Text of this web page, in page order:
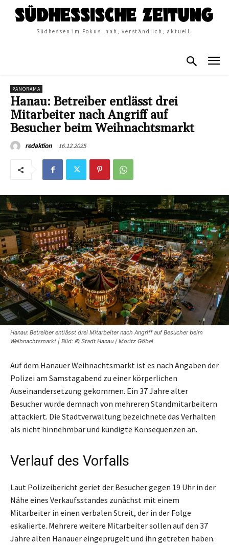
Südhessen im Fokus: nah, verständlich, aktuell.
PANORAMA
Hanau: Betreiber entlässt drei
Mitarbeiter nach Angriff auf
Besucher beim Weihnachtsmarkt
redaktion 16.12.2025
Hanau: Betreiber entlässt drei Mitarbeiter nach Angriff auf Besucher beim
Weihnachtsmarkt | Bild: © Stadt Hanau / Moritz Göbel
Auf dem Hanauer Weihnachtsmarkt ist es nach Angaben der
Polizei am Samstagabend zu einer körperlichen
Auseinandersetzung gekommen. Ein 37 Jahre alter
Besucher wurde demnach von mehreren Standmitarbeitern
attackiert. Die Stadtverwaltung bezeichnete das Verhalten
als nicht hinnehmbar und kündigte Konsequenzen an.
Verlauf des Vorfalls
Laut Polizeibericht geriet der Besucher gegen 19 Uhr in der
Nähe eines Verkaufsstandes zunächst mit einem
Mitarbeiter in einen verbalen Streit, der in der Folge
eskalierte. Mehrere weitere Mitarbeiter sollen auf den 37
Jahre alten Hanauer eingeprügelt und ihn getreten haben.